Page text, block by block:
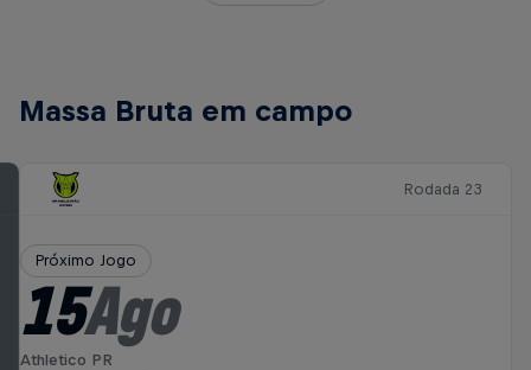
Massa Bruta em campo
Rodada 23
Próximo Jogo
15Ago
Athletico PR